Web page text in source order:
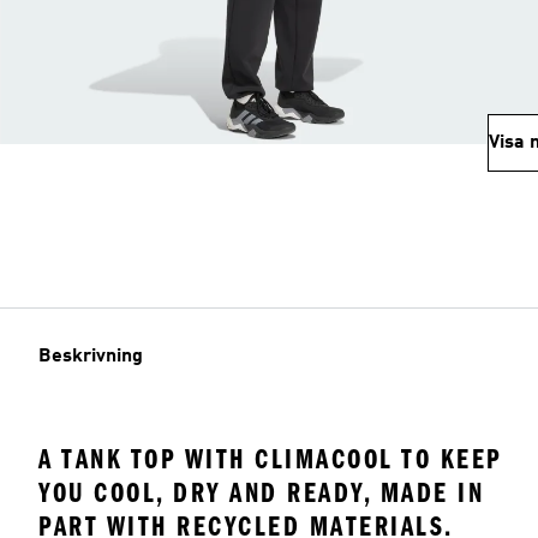
Visa
Beskrivning
A TANK TOP WITH CLIMACOOL TO KEEP
YOU COOL, DRY AND READY, MADE IN
PART WITH RECYCLED MATERIALS.